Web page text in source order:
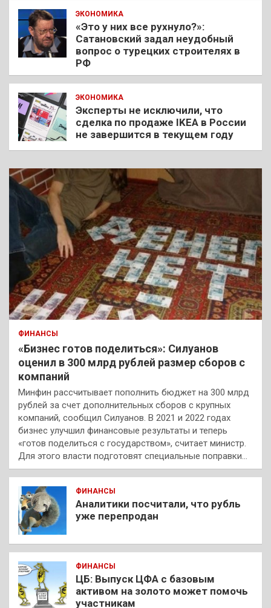
ЭКОНОМИКА
«Это у них все рухнуло?»:
Сатановский задал неудобный
вопрос о турецких строителях в
РФ
ЭКОНОМИКА
Эксперты не исключили, что
сделка по продаже IKEA в России
не завершится в текущем году
ФИНАНСЫ
«Бизнес готов поделиться»: Силуанов
оценил в 300 млрд рублей размер сборов с
компаний
Минфин рассчитывает пополнить бюджет на 300 млрд
рублей за счет дополнительных сборов с крупных
компаний, сообщил Силуанов. В 2021 и 2022 годах
бизнес улучшил финансовые результаты и теперь
«готов поделиться с государством», считает министр.
Для этого власти подготовят специальные поправки…
ФИНАНСЫ
Аналитики посчитали, что рубль
уже перепродан
ФИНАНСЫ
ЦБ: Выпуск ЦФА с базовым
активом на золото может помочь
участникам